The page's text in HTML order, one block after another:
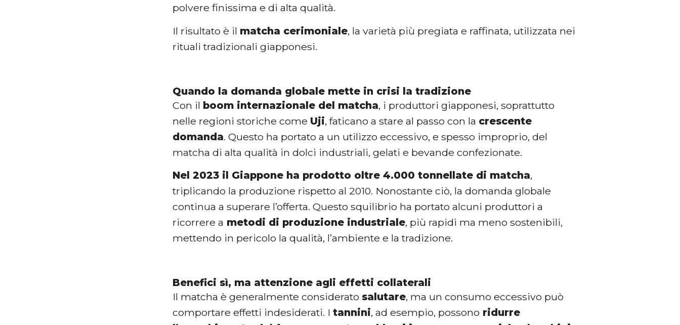
polvere finissima e di alta qualità.
Il risultato è il matcha cerimoniale, la varietà più pregiata e raffinata, utilizzata nei
rituali tradizionali giapponesi.
Quando la domanda globale mette in crisi la tradizione
Con il boom internazionale del matcha, i produttori giapponesi, soprattutto
nelle regioni storiche come Uji, faticano a stare al passo con la crescente
domanda. Questo ha portato a un utilizzo eccessivo, e spesso improprio, del
matcha di alta qualità in dolci industriali, gelati e bevande confezionate.
Nel 2023 il Giappone ha prodotto oltre 4.000 tonnellate di matcha,
triplicando la produzione rispetto al 2010. Nonostante ciò, la domanda globale
continua a superare l’offerta. Questo squilibrio ha portato alcuni produttori a
ricorrere a metodi di produzione industriale, più rapidi ma meno sostenibili,
mettendo in pericolo la qualità, l’ambiente e la tradizione.
Benefici sì, ma attenzione agli effetti collaterali
Il matcha è generalmente considerato salutare, ma un consumo eccessivo può
comportare effetti indesiderati. Itannini, ad esempio, possono ridurre